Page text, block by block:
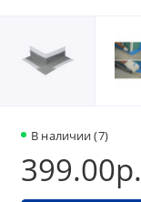
В наличии (7)
399.00р.